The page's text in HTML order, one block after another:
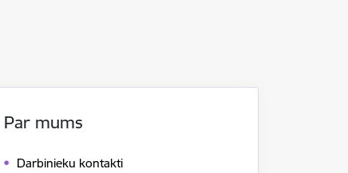
Par mums
Darbinieku kontakti